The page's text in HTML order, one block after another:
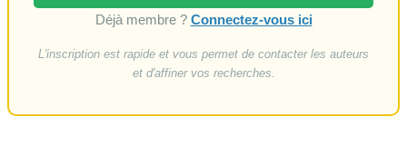
Déjà membre ? Connectez-vous ici
L'inscription est rapide et vous permet de contacter les auteurs
et d'affiner vos recherches.